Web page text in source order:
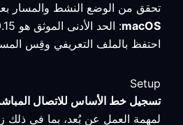
تحقق من الوضع النشط والمسار بعد
macOS
احتفظ بالملف التعريفي وقِس
Setup
تسجيل خط الأساس للاتصال
لمهمة العمل عن بُعد، بما في ذلك